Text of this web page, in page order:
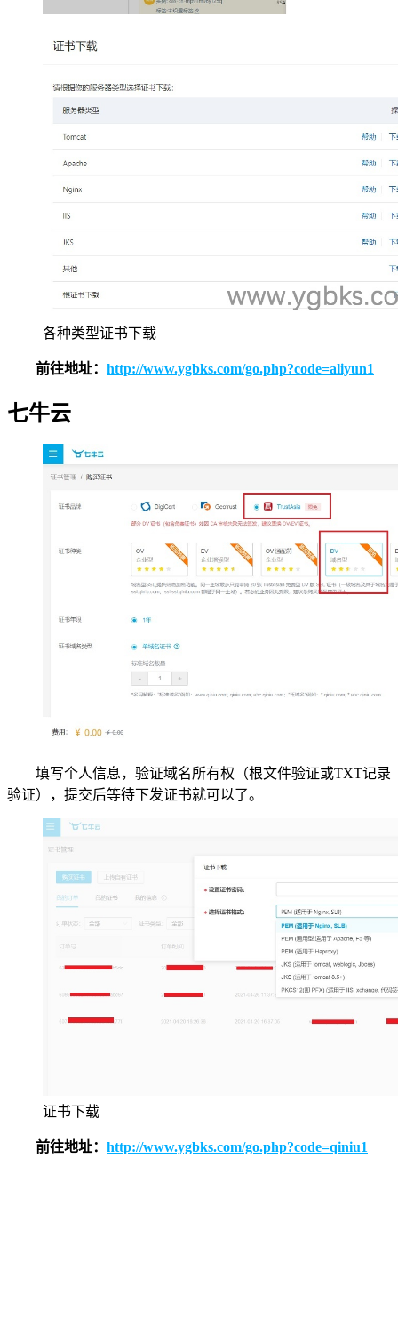
各种类型证书下载
前往地址： http://www.ygbks.com/go.php?code=aliyun1
七牛云
填写个人信息，验证域名所有权（根文件验证或TXT记录
验证），提交后等待下发证书就可以了。
证书下载
前往地址： http://www.ygbks.com/go.php?code=qiniu1